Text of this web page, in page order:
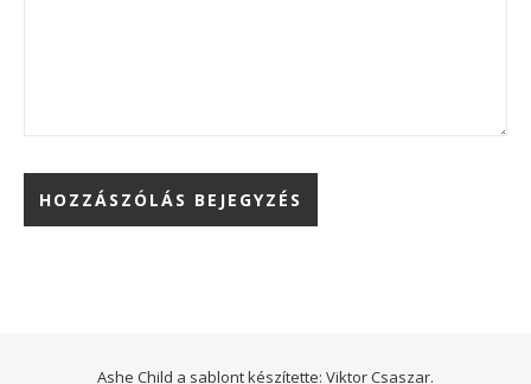
Ashe Child a sablont készítette: Viktor Csaszar.